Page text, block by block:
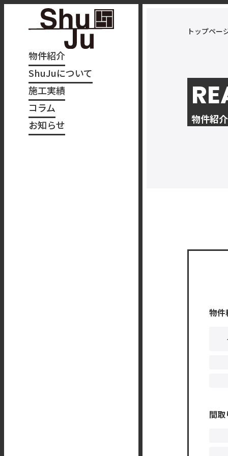
物件紹介
ShuJuについて
施工実績
コラム
お知らせ
トップペー
物件紹介
物件
間取